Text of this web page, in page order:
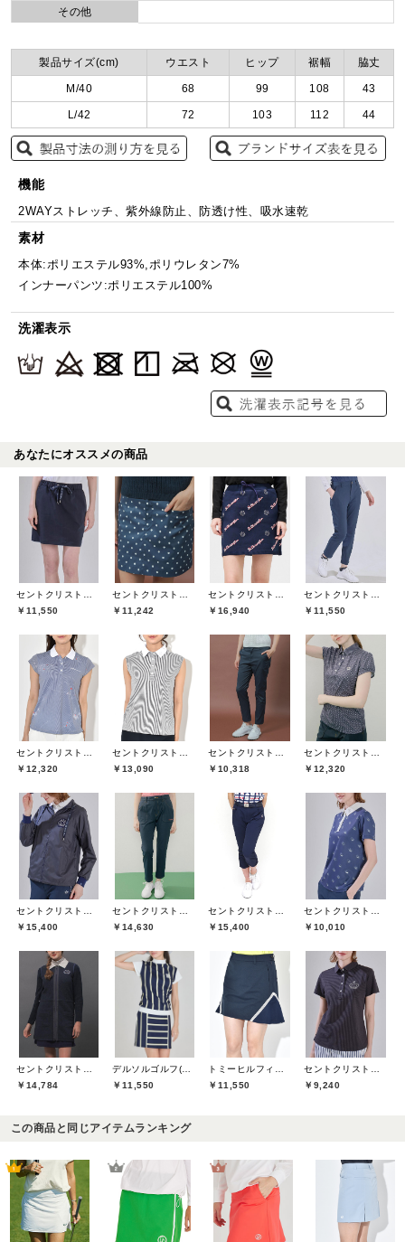
その他
製品サイズ(cm) ウエスト ヒップ 裾幅 脇丈
M/40 68 99 108 43
L/42 72 103 112 44
機能
2WAYストレッチ、紫外線防止、防透け性、吸水速乾
素材
本体:ポリエステル93%,ポリウレタン7%
インナーパンツ:ポリエステル100%
洗濯表示
あなたにオススメの商品
セントクリストファーゴルフ(St.ChristopherGolf)
￥11,550
セントクリストファーゴルフ(St.ChristopherGolf)
￥11,242
セントクリストファーゴルフ(St.ChristopherGolf)
￥16,940
セントクリストファーゴルフ(St.ChristopherGolf)
￥11,550
セントクリストファーゴルフ(St.ChristopherGolf)
￥12,320
セントクリストファーゴルフ(St.ChristopherGolf)
￥13,090
セントクリストファーゴルフ(St.ChristopherGolf)
￥10,318
セントクリストファーゴルフ(St.ChristopherGolf)
￥12,320
セントクリストファーゴルフ(St.ChristopherGolf)
￥15,400
セントクリストファーゴルフ(St.ChristopherGolf)
￥14,630
セントクリストファーゴルフ(St.ChristopherGolf)
￥15,400
セントクリストファーゴルフ(St.ChristopherGolf)
￥10,010
セントクリストファーゴルフ(St.ChristopherGolf)
￥14,784
デルソルゴルフ(DELSOL GOLF)
￥11,550
トミーヒルフィガーゴルフ(TOMMY HILFIGER GOLF)
￥11,550
セントクリストファーゴルフ(St.ChristopherGolf)
￥9,240
この商品と同じアイテムランキング